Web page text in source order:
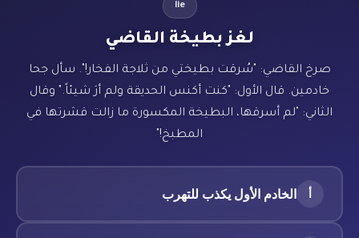
lie
لغز بطيخة القاضي
صرخ القاضي: "سُرقت بطيختي من ثلاجة الفخار!". سأل جحا
خادمين. قال الأول: "كنت أكنس الحديقة ولم أرَ شيئاً." وقال
الثاني: "لم أسرقها، البطيخة المكسورة ما زالت قشرتها في
المطبخ!"
الخادم الأول يكذب للتهرب